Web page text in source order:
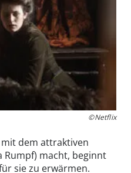
©Netflix
dem attraktiven
Rumpf) macht, beginnt
sie zu erwärmen.